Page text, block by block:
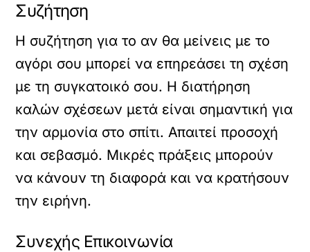
Συζήτηση
Η συζήτηση για το αν θα μείνεις με το
αγόρι σου μπορεί να επηρεάσει τη σχέση
με τη συγκατοικό σου. Η διατήρηση
καλών σχέσεων μετά είναι σημαντική για
την αρμονία στο σπίτι. Απαιτεί προσοχή
και σεβασμό. Μικρές πράξεις μπορούν
να κάνουν τη διαφορά και να κρατήσουν
την ειρήνη.
Συνεχής Επικοινωνία